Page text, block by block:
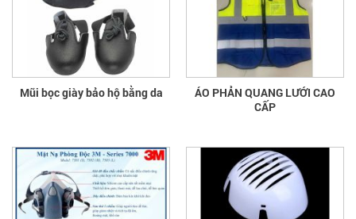
Mũi bọc giày bảo hộ bằng da
ÁO PHẢN QUANG LƯỚI CAO
CẤP